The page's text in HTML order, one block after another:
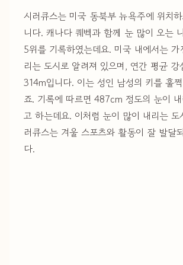
시러큐스는 미국 동북부 뉴욕주에 위치
니다. 캐나다 퀘벡과 함께 눈 많이 오는
5위를 기록하였는데요. 미국 내에서는
리는 도시로 알려져 있으며, 연간 평균 강
314m입니다. 이는 성인 남성의 키를 훌
죠. 기록에 따르면 487cm 정도의 눈이
고 하는데요. 이처럼 눈이 많이 내리는 도
러큐스는 겨울 스포츠와 활동이 잘 발달
다.